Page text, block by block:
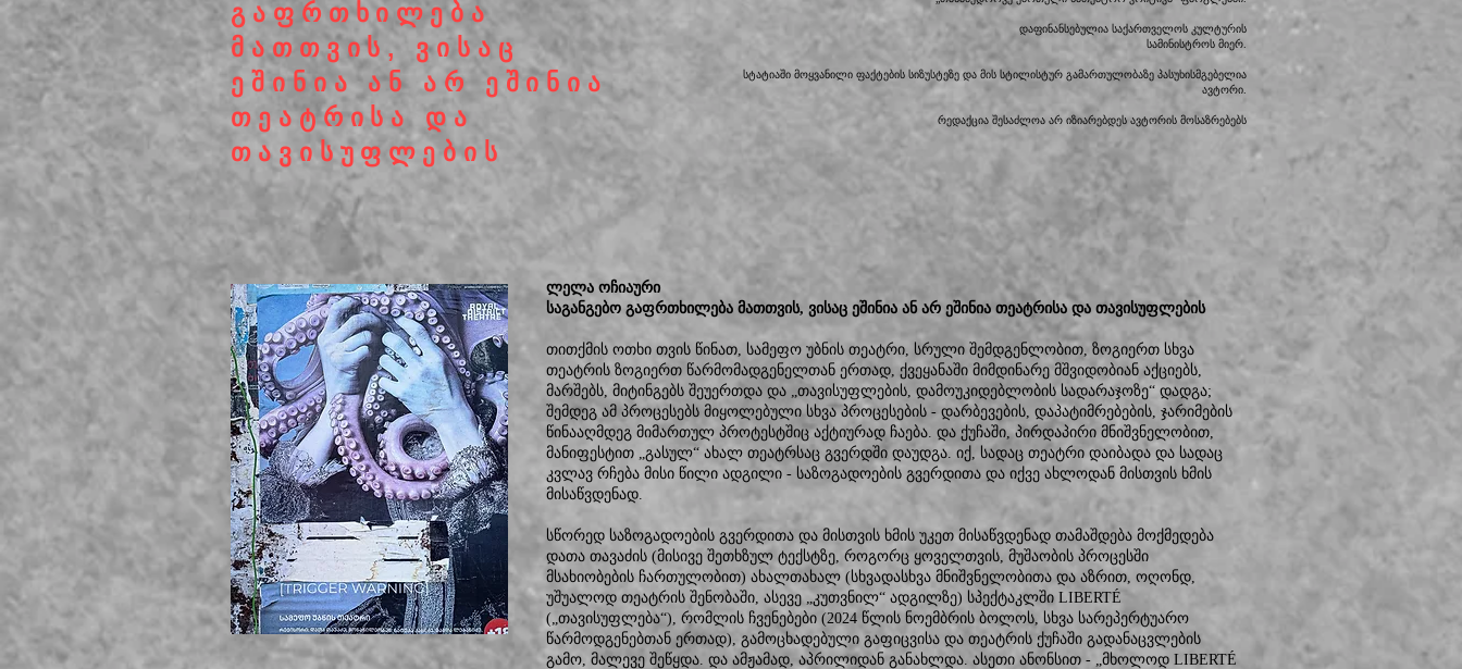
გაფრთხილება
მათთვის, ვისაც
ეშინია ან არ ეშინია
თეატრისა და
თავისუფლების
დაფინანსებულია საქართველოს კულტურის
სამინისტროს მიერ.
სტატიაში მოყვანილი ფაქტების სიზუსტეზე და მის სტილისტურ გამართულობაზე პასუხისმგებელია
ავტორი.
რედაქცია შესაძლოა არ იზიარებდეს ავტორის მოსაზრებებს
ლელა ოჩიაური
საგანგებო გაფრთხილება მათთვის, ვისაც ეშინია ან არ ეშინია თეატრისა და თავისუფლების
თითქმის ოთხი თვის წინათ, სამეფო უბნის თეატრი, სრული შემდგენლობით, ზოგიერთ სხვა
თეატრის ზოგიერთ წარმომადგენელთან ერთად, ქვეყანაში მიმდინარე მშვიდობიან აქციებს,
მარშებს, მიტინგებს შეუერთდა და „თავისუფლების, დამოუკიდებლობის სადარაჯოზე“ დადგა;
შემდეგ ამ პროცესებს მიყოლებული სხვა პროცესების - დარბევების, დაპატიმრებების, ჯარიმების
წინააღმდეგ მიმართულ პროტესტშიც აქტიურად ჩაება. და ქუჩაში, პირდაპირი მნიშვნელობით,
მანიფესტით „გასულ“ ახალ თეატრსაც გვერდში დაუდგა. იქ, სადაც თეატრი დაიბადა და სადაც
კვლავ რჩება მისი წილი ადგილი - საზოგადოების გვერდითა და იქვე ახლოდან მისთვის ხმის
მისაწვდენად.
სწორედ საზოგადოების გვერდითა და მისთვის ხმის უკეთ მისაწვდენად თამაშდება მოქმედება
დათა თავაძის (მისივე შეთხზულ ტექსტზე, როგორც ყოველთვის, მუშაობის პროცესში
მსახიობების ჩართულობით) ახალთახალ (სხვადასხვა მნიშვნელობითა და აზრით, ოღონდ,
უშუალოდ თეატრის შენობაში, ასევე „კუთვნილ“ ადგილზე) სპექტაკლში LIBERTÉ
(„თავისუფლება“), რომლის ჩვენებები (2024 წლის ნოემბრის ბოლოს, სხვა სარეპერტუარო
წარმოდგენებთან ერთად), გამოცხადებული გაფიცვისა და თეატრის ქუჩაში გადანაცვლების
გამო, მალევე შეწყდა. და ამჟამად, აპრილიდან განახლდა. ასეთი ანონსით - „მხოლოდ LIBERTÉ